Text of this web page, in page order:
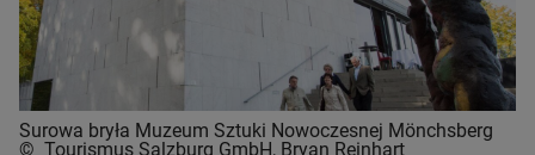
Surowa bryła Muzeum Sztuki Nowoczesnej Mönchsberg
© Tourismus Salzburg GmbH, Bryan Reinhart